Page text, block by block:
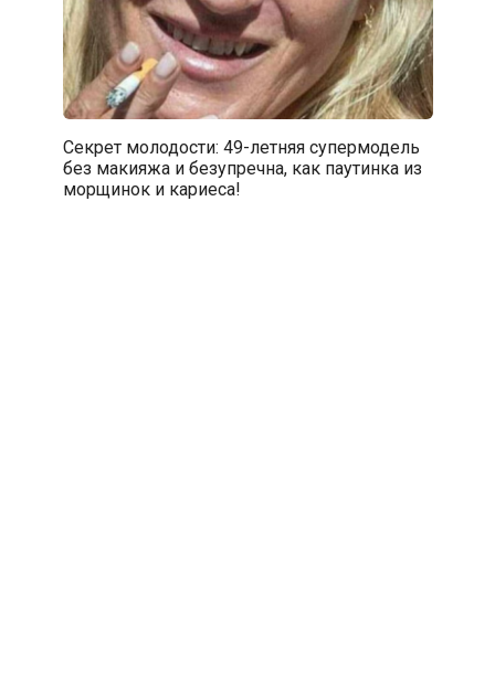
Секрет молодости: 49-летняя супермодель
без макияжа и безупречна, как паутинка из
морщинок и кариеса!